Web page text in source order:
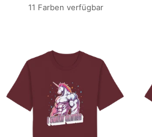
11 Farben verfügbar